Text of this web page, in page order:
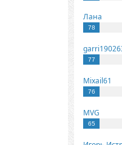
Лана
78
77
Mixail61
76
MVG
65